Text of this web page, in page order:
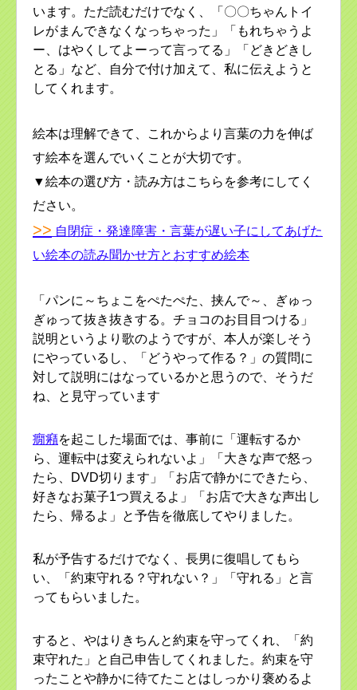
います。ただ読むだけでなく、「〇〇ちゃんトイ
レがまんできなくなっちゃった」「もれちゃうよ
ー、はやくしてよーって言ってる」「どきどきし
とる」など、自分で付け加えて、私に伝えようと
してくれます。
絵本は理解できて、これからより言葉の力を伸ば
す絵本を選んでいくことが大切です。
▼絵本の選び方・読み方はこちらを参考にしてく
ださい。
>> 自閉症・発達障害・言葉が遅い子にしてあげた
い絵本の読み聞かせ方とおすすめ絵本
「パンに～ちょこをぺたぺた、挟んで～、ぎゅっ
ぎゅって抜き抜きする。チョコのお目目つける」
説明というより歌のようですが、本人が楽しそう
にやっているし、「どうやって作る？」の質問に
対して説明にはなっているかと思うので、そうだ
ね、と見守っています
癇癪を起こした場面では、事前に「運転するか
ら、運転中は変えられないよ」「大きな声で怒っ
たら、DVD切ります」「お店で静かにできたら、
好きなお菓子1つ買えるよ」「お店で大きな声出し
たら、帰るよ」と予告を徹底してやりました。
私が予告するだけでなく、長男に復唱してもら
い、「約束守れる？守れない？」「守れる」と言
ってもらいました。
すると、やはりきちんと約束を守ってくれ、「約
束守れた」と自己申告してくれました。約束を守
ったことや静かに待てたことはしっかり褒めるよ